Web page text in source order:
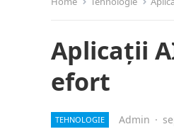
Aplicații
efort
TEHNOLOGIE Admin ·